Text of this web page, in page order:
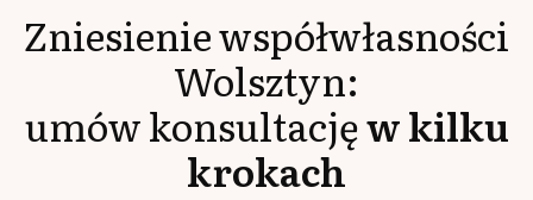
Zniesienie współwłasności
Wolsztyn:
umów konsultacjęw kilku
krokach